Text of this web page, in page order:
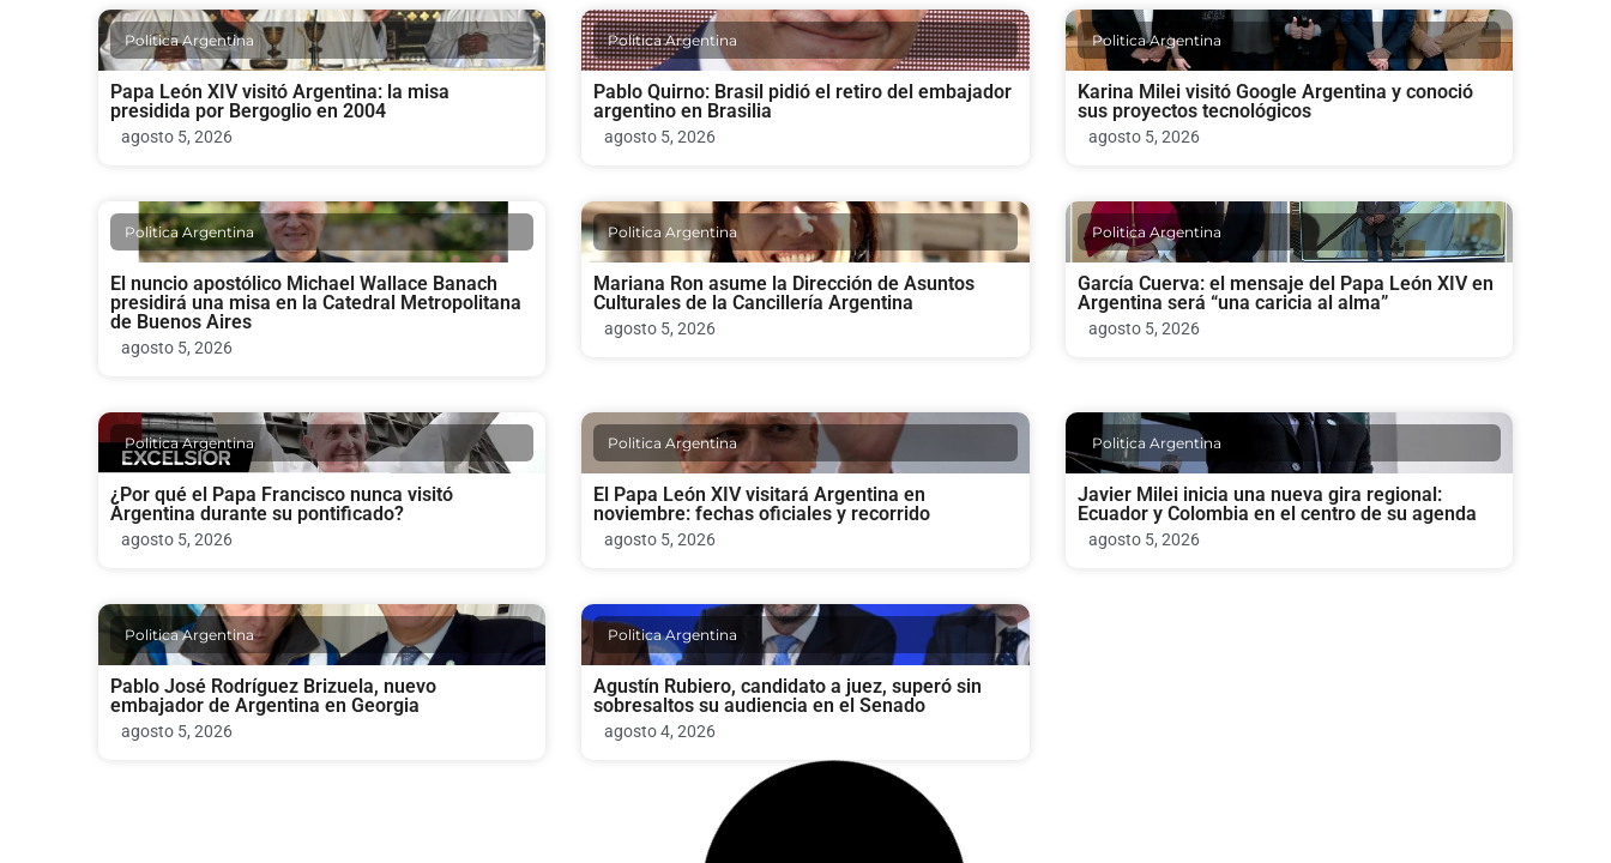
Politica Argentina
Papa León XIV visitó Argentina: la misa
presidida por Bergoglio en 2004
agosto 5, 2026
Politica Argentina
Pablo Quirno: Brasil pidió el retiro del embajador
argentino en Brasilia
agosto 5, 2026
Politica Argentina
Karina Milei visitó Google Argentina y conoció
sus proyectos tecnológicos
agosto 5, 2026
Politica Argentina
El nuncio apostólico Michael Wallace Banach
presidirá una misa en la Catedral Metropolitana
de Buenos Aires
agosto 5, 2026
Politica Argentina
Mariana Ron asume la Dirección de Asuntos
Culturales de la Cancillería Argentina
agosto 5, 2026
Politica Argentina
García Cuerva: el mensaje del Papa León XIV en
Argentina será “una caricia al alma”
agosto 5, 2026
Politica Argentina
¿Por qué el Papa Francisco nunca visitó
Argentina durante su pontificado?
agosto 5, 2026
Politica Argentina
El Papa León XIV visitará Argentina en
noviembre: fechas oficiales y recorrido
agosto 5, 2026
Politica Argentina
Javier Milei inicia una nueva gira regional:
Ecuador y Colombia en el centro de su agenda
agosto 5, 2026
Politica Argentina
Pablo José Rodríguez Brizuela, nuevo
embajador de Argentina en Georgia
agosto 5, 2026
Politica Argentina
Agustín Rubiero, candidato a juez, superó sin
sobresaltos su audiencia en el Senado
agosto 4, 2026
Politica Argentina